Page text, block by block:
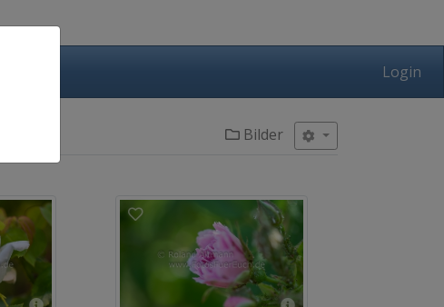
Login
Bilder